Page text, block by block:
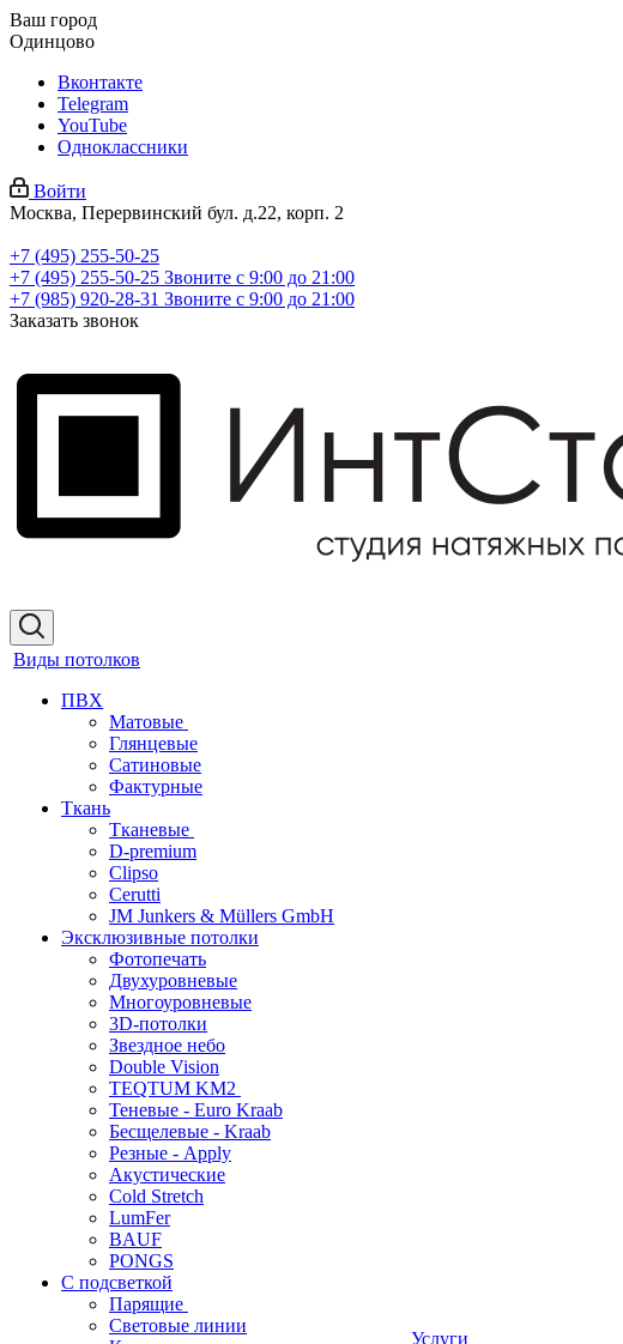
Ваш город
Одинцово
Вконтакте
Telegram
YouTube
Одноклассники
Войти
Москва, Перервинский бул. д.22, корп. 2
+7 (495) 255-50-25
+7 (495) 255-50-25 Звоните с 9:00 до 21:00
+7 (985) 920-28-31 Звоните с 9:00 до 21:00
Заказать звонок
Виды потолков
ПВХ
Матовые
Глянцевые
Сатиновые
Фактурные
Ткань
Тканевые
D-premium
Clipso
Cerutti
JM Junkers & Müllers GmbH
Эксклюзивные потолки
Фотопечать
Двухуровневые
Многоуровневые
3D-потолки
Звездное небо
Double Vision
TEQTUM KM2
Теневые - Euro Kraab
Бесщелевые - Kraab
Резные - Apply
Акустические
Cold Stretch
LumFer
BAUF
PONGS
С подсветкой
Парящие
Световые линии
Услуги